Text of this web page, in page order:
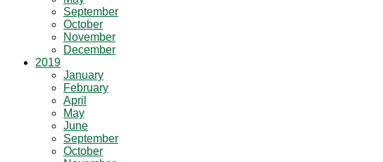
September
October
November
December
2019
January
February
April
May
June
September
October